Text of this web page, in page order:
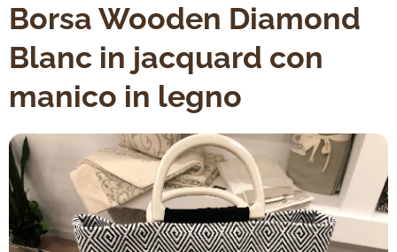
Borsa Wooden Diamond
Blanc in jacquard con
manico in legno